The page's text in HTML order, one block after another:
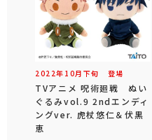
2022年 10月 下旬 登場
TVアニメ 呪術廻戦 ぬい
ぐるみvol.9 2ndエンディ
ングver. 虎杖悠仁＆伏黒
恵